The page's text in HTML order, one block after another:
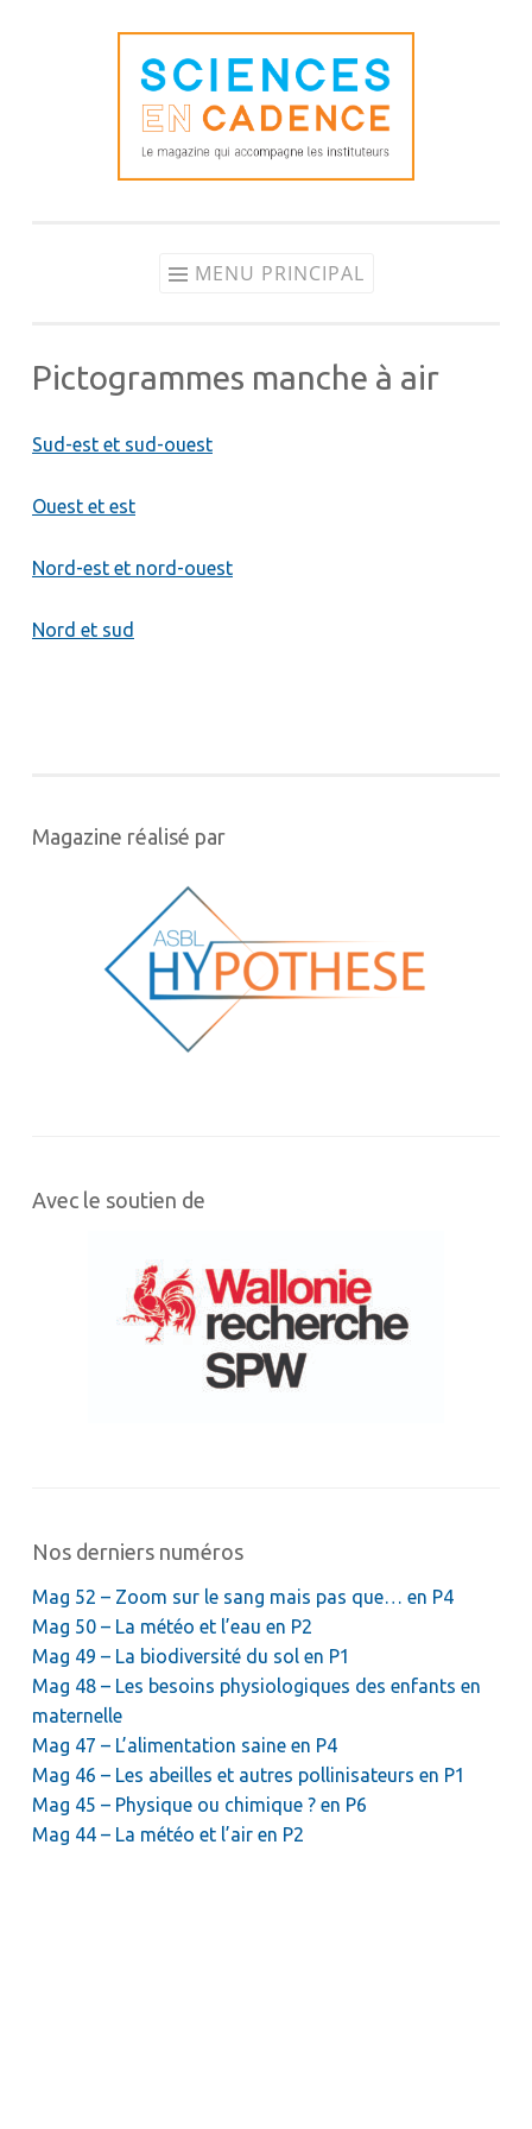
MENU PRINCIPAL
Pictogrammes manche à air
Sud-est et sud-ouest
Ouest et est
Nord-est et nord-ouest
Nord et sud
Magazine réalisé par
Avec le soutien de
Nos derniers numéros
Mag 52 – Zoom sur le sang mais pas que… en P4
Mag 50 – La météo et l’eau en P2
Mag 49 – La biodiversité du sol en P1
Mag 48 – Les besoins physiologiques des enfants en
maternelle
Mag 47 – L’alimentation saine en P4
Mag 46 – Les abeilles et autres pollinisateurs en P1
Mag 45 – Physique ou chimique ? en P6
Mag 44 – La météo et l’air en P2